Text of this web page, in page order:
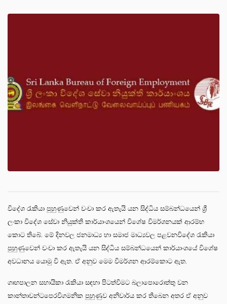
විදේශ රැකියා පුහුණුවෙන් වංචා කර ඇතැයි යන සිද්ධිය සම්බන්ධයෙන් ශ්‍රී
ලංකා විදේශ සේවා නියුක්ති කාර්යාංශයෙන් විශේෂ විමර්ශනයක් ආරම්භ
කොට තිබේ. මේ දිනවල ජනමාධ්‍ය හා සමාජ මාධ්‍යවල පළවනවිදේශ රැකියා
පුහුණුවෙන් වංචා කර ඇතැයි යන සිද්ධිය සම්බන්ධයෙන් කාර්යාංශයේ විශේෂ
අවධානය යොමු වි ඇත. ඒ අනුව මෙම විමර්ශන ආරම්කොට ඇත.
ගෘහපාලන සහායිකා රැකියා සඳහා පිටත්විමට බලාපොරොත්තු වන
කාන්තාවන්ටපෙරවිගමනික පුහුණුව අනිවාර්ය කර තිබෙන අතර ඒ අනුව